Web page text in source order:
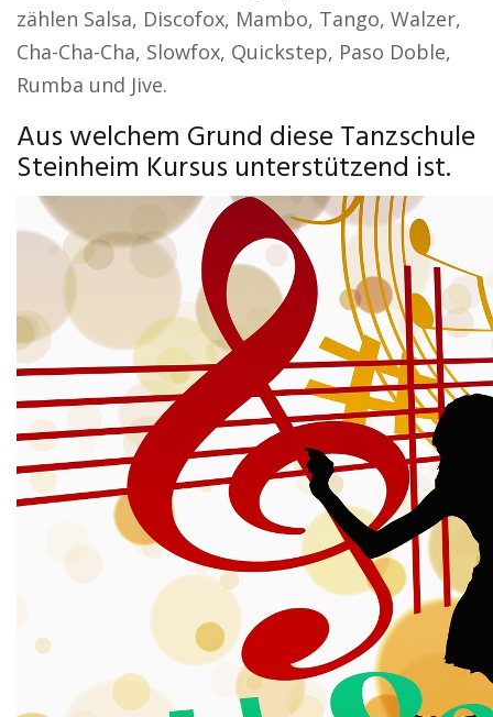
zählen Salsa, Discofox, Mambo, Tango, Walzer,
Cha-Cha-Cha, Slowfox, Quickstep, Paso Doble,
Rumba und Jive.
Aus welchem Grund diese Tanzschule
Steinheim Kursus unterstützend ist.